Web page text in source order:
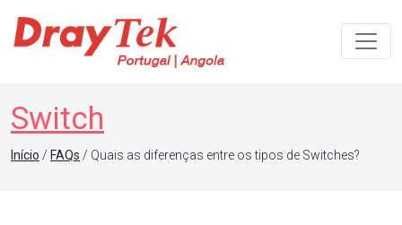
Navegação principal
Switch
Início / FAQs / Quais as diferenças entre os tipos de Switches?